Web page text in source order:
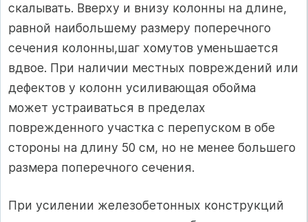
скалывать. Вверху и внизу колонны на длине,
равной наибольшему размеру поперечного
сечения колонны,шаг хомутов уменьшается
вдвое. При наличии местных повреждений или
дефектов у колонн усиливающая обойма
может устраиваться в пределах
поврежденного участка с перепуском в обе
стороны на длину 50 см, но не менее большего
размера поперечного сечения.
При усилении железобетонных конструкций